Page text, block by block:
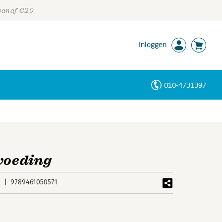
€20
Inloggen
010-4731397
9789461050571
Personen